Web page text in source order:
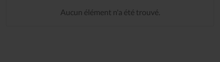
Aucun élément n'a été trouvé.